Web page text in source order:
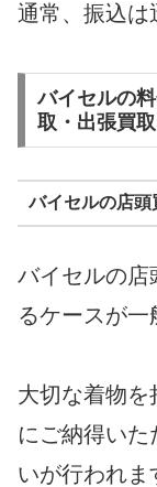
通常、振込は
バイセルの
取・出張買
バイセルの店頭
バイセルの店
るケースが一
大切な着物
にご納得い
いが行われま